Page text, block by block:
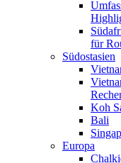
für
Südostasien
Koh
Bali
Europa